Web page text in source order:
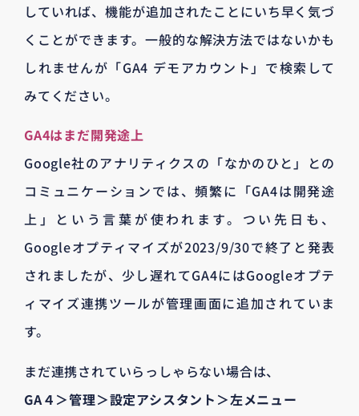
していれば、機能が追加されたことにいち早く気づ
くことができます。一般的な解決方法ではないかも
しれませんが「GA4 デモアカウント」で検索して
みてください。
GA4はまだ開発途上
Google社のアナリティクスの「なかのひと」との
コミュニケーションでは、頻繁に「GA4は開発途
上」という言葉が使われます。つい先日も、
Googleオプティマイズが2023/9/30で終了と発表
されましたが、少し遅れてGA4にはGoogleオプテ
ィマイズ連携ツールが管理画面に追加されていま
す。
まだ連携されていらっしゃらない場合は、
GA４＞管理＞設定アシスタント＞左メニュー